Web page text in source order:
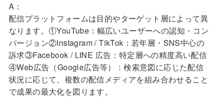
A：
配信プラットフォームは目的やターゲット層によって異
なります。①YouTube：幅広いユーザーへの認知・コン
バージョン②Instagram / TikTok：若年層・SNS中心の
訴求③Facebook / LINE 広告：特定層への精度高い配信
④Web広告（Google広告等）：検索意図に応じた配信
状況に応じて、複数の配信メディアを組み合わせること
で成果の最大化を図ります。